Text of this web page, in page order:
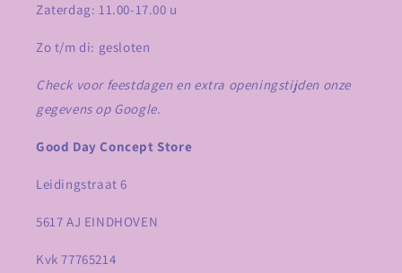
Zaterdag: 11.00-17.00 u
Zo t/m di: gesloten
Check voor feestdagen en extra openingstijden onze
gegevens op Google.
Good Day Concept Store
Leidingstraat 6
5617 AJ EINDHOVEN
Kvk 77765214